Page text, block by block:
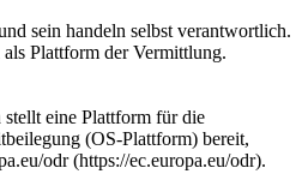
sein handeln selbst verantwortlich.
Plattform der Vermittlung.
eine Plattform für die
(OS-Plattform) bereit,
odr (https://ec.europa.eu/odr).